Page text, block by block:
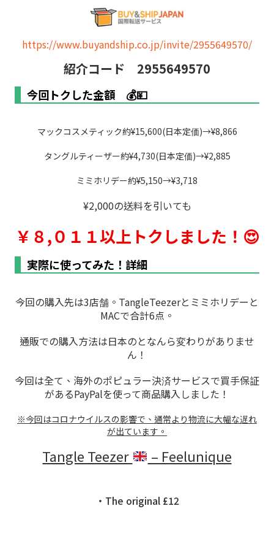
https://www.buyandship.co.jp/invite/2955649570/
紹介コード 2955649570
今回トクした金額 💰💴
マックコスメティック約¥15,600(日本定価)→¥8,866
タングルティーザー約¥4,730(日本定価)→¥2,885
ミミホリデー約¥5,150→¥3,718
¥2,000の送料を引いても
￥８,０１１以上トクしました！😍
実際に使ってみた！詳細
今回の購入先は3店舗。TangleTeezerとミミホリデーと
MACで合計6点。
通販での購入方法は日本のとなんら変わりがありませ
ん！
今回は全て、海外のポピュラー決済サービスで買手保証
があるPayPalを使って商品購入しました！
※今回はコロナウイルスの影響で、通常より物流に大幅な遅れ
が出ています。
Tangle Teezer – Feelunique
・The original £12